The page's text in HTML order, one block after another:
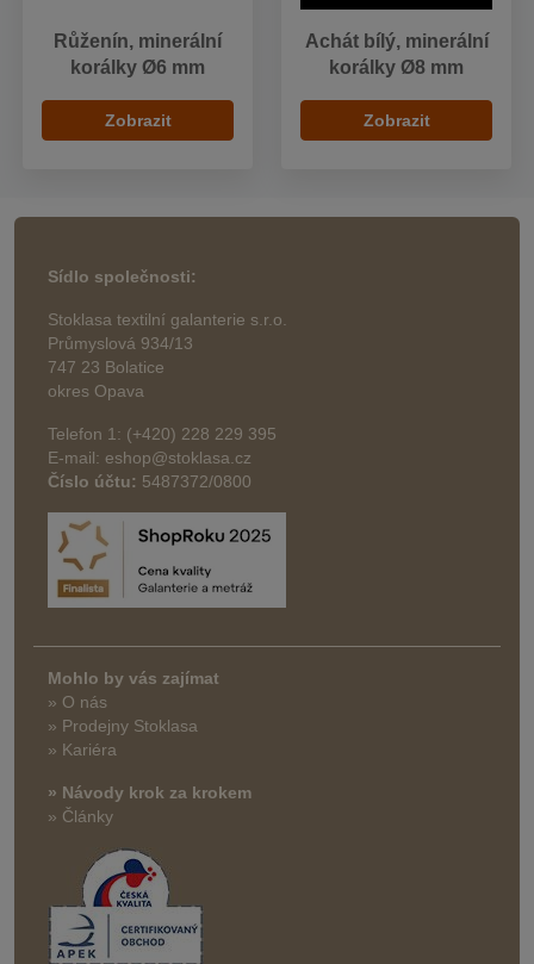
Růženín, minerální
korálky Ø6 mm
Zobrazit
Achát bílý, minerální
korálky Ø8 mm
Zobrazit
Sídlo společnosti:
Stoklasa textilní galanterie s.r.o.
Průmyslová 934/13
747 23 Bolatice
okres Opava
Telefon 1: (+420) 228 229 395
E-mail: eshop@stoklasa.cz
Číslo účtu: 5487372/0800
Mohlo by vás zajímat
» O nás
» Prodejny Stoklasa
» Kariéra
» Návody krok za krokem
» Články